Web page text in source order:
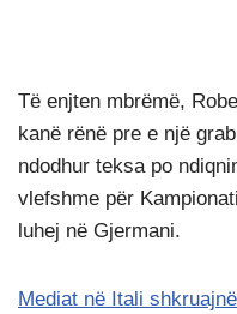
Të enjten mbrëmë,
kanë rënë pre e një
ndodhur teksa po
vlefshme për
luhej në Gjermani.
Mediat në Itali